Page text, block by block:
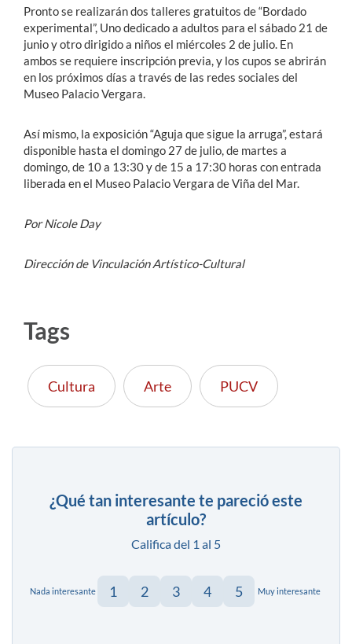
Pronto se realizarán dos talleres gratuitos de “Bordado
experimental”, Uno dedicado a adultos para el sábado 21 de
junio y otro dirigido a niños el miércoles 2 de julio. En
ambos se requiere inscripción previa, y los cupos se abrirán
en los próximos días a través de las redes sociales del
Museo Palacio Vergara.
Así mismo, la exposición “Aguja que sigue la arruga”, estará
disponible hasta el domingo 27 de julio, de martes a
domingo, de 10 a 13:30 y de 15 a 17:30 horas con entrada
liberada en el Museo Palacio Vergara de Viña del Mar.
Por Nicole Day
Dirección de Vinculación Artístico-Cultural
Tags
Cultura Arte PUCV
¿Qué tan interesante te pareció este
artículo?
Califica del 1 al 5
Nada interesante 1 2 3 4 5 Muy interesante